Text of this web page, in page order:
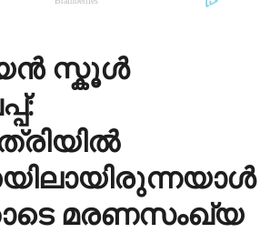
സ്കൂൾ
മരണസംഖ്യ